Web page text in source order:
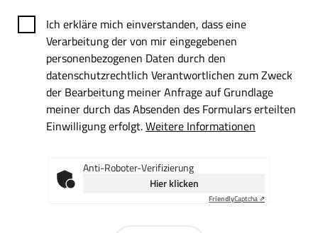
Ich erkläre mich einverstanden, dass eine
Verarbeitung der von mir eingegebenen
personenbezogenen Daten durch den
datenschutzrechtlich Verantwortlichen zum Zweck
der Bearbeitung meiner Anfrage auf Grundlage
meiner durch das Absenden des Formulars erteilten
Einwilligung erfolgt.Weitere Informationen
Anti-Roboter-Verifizierung
Hier klicken
FriendlyCaptcha ⇗